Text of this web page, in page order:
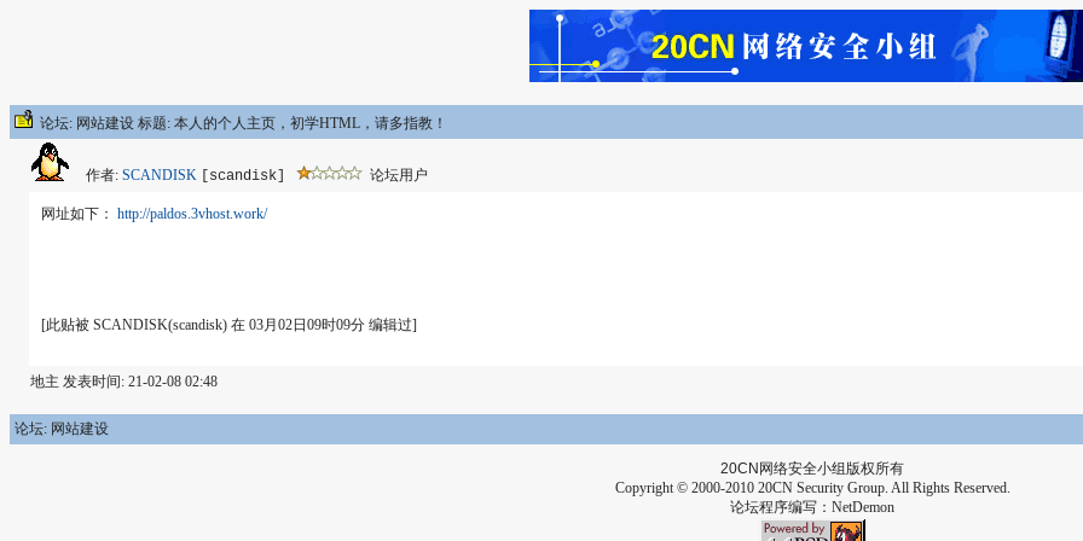
论坛: 网站建设 标题: 本人的个人主页，初学HTML，请多指教！
作者: SCANDISK [scandisk] 论坛用户
网址如下： http://paldos.3vhost.work/
[此贴被 SCANDISK(scandisk) 在 03月02日09时09分 编辑过]
地主 发表时间: 21-02-08 02:48
论坛: 网站建设
20CN 网络安全小组版权所有
Copyright © 2000-2010 20CN Security Group. All Rights Reserved.
论坛程序编写： NetDemon